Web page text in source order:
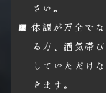
さい。
体調が万全で
る方、酒気帯び
していただけ
きます。